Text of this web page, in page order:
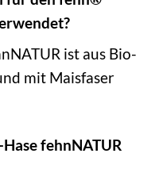
ist aus Bio-
mit Maisfaser
fehnNATUR